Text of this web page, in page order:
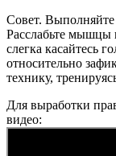
Совет. Выполняйте
Расслабьте мышцы
слегка касайтесь
относительно
технику,
Для выработки
видео: